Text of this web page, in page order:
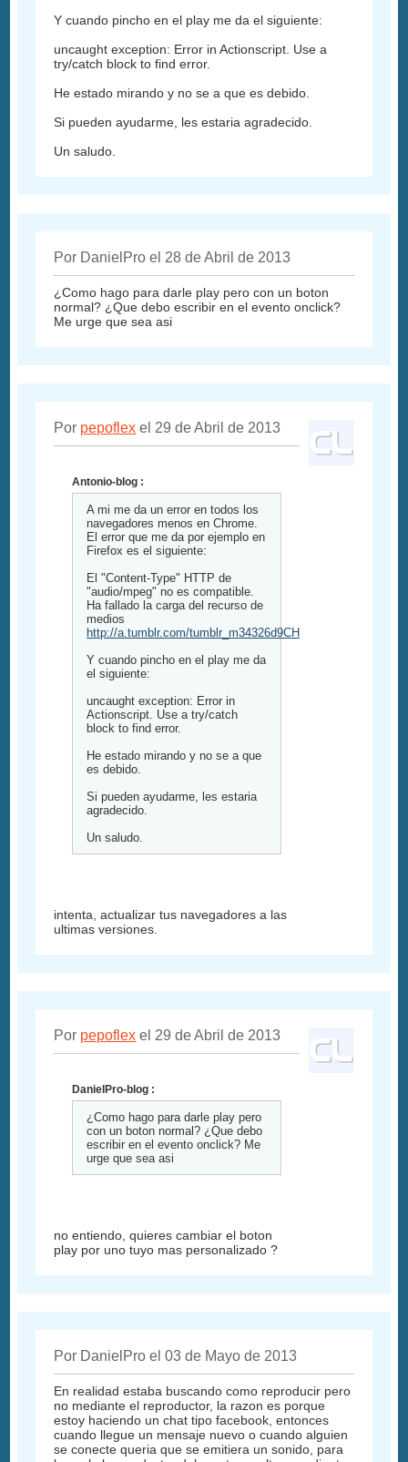
Y cuando pincho en el play me da el siguiente:
uncaught exception: Error in Actionscript. Use a
try/catch block to find error.
He estado mirando y no se a que es debido.
Si pueden ayudarme, les estaria agradecido.
Un saludo.
Por DanielPro el 28 de Abril de 2013
¿Como hago para darle play pero con un boton
normal? ¿Que debo escribir en el evento onclick?
Me urge que sea asi
Por pepoflex el 29 de Abril de 2013
Antonio-blog :
A mi me da un error en todos los
navegadores menos en Chrome.
El error que me da por ejemplo en
Firefox es el siguiente:
El "Content-Type" HTTP de
"audio/mpeg" no es compatible.
Ha fallado la carga del recurso de
medios
http://a.tumblr.com/tumblr_m34326d9CH1rr4wlyo1.mp3
Y cuando pincho en el play me da
el siguiente:
uncaught exception: Error in
Actionscript. Use a try/catch
block to find error.
He estado mirando y no se a que
es debido.
Si pueden ayudarme, les estaria
agradecido.
Un saludo.
intenta, actualizar tus navegadores a las
ultimas versiones.
Por pepoflex el 29 de Abril de 2013
DanielPro-blog :
¿Como hago para darle play pero
con un boton normal? ¿Que debo
escribir en el evento onclick? Me
urge que sea asi
no entiendo, quieres cambiar el boton
play por uno tuyo mas personalizado ?
Por DanielPro el 03 de Mayo de 2013
En realidad estaba buscando como reproducir pero
no mediante el reproductor, la razon es porque
estoy haciendo un chat tipo facebook, entonces
cuando llegue un mensaje nuevo o cuando alguien
se conecte queria que se emitiera un sonido, para